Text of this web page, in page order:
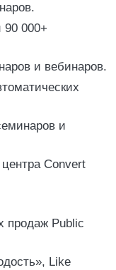
90 000+
и вебинаров.
и
Convert
продаж Public
Like